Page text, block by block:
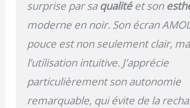
cartographier
randonnées.
vous aide à
orienter, et la
éclaire votre
tout
votre poignet
Puissante,
surprise par sa qualitéet son
moderne en noir. Son écran
pouce est non seulement clair,
l’utilisation intuitive. J’apprécie
particulièrement son autonomie
remarquable, qui évite de la